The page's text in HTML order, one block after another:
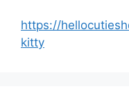
https://
kitty